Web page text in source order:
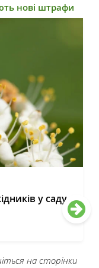
нові штрафи
у саду,
на сторінки